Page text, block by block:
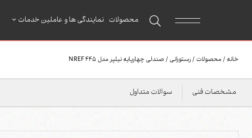
محصولات نمایندگی ها و عاملین خدمات
خانه / محصولات /رستورانی / صندلی چهارپایه نیلپر مدل NREF 445
مشخصات فنی سوالات متداول